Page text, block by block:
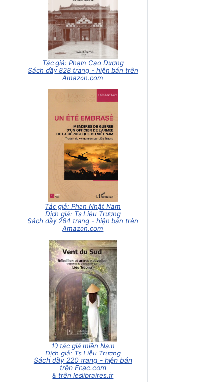
Tác giả: Phạm Cao Dương
Sách dầy 828 trang - hiện bán trên
Amazon.com
Tác giả: Phan Nhật Nam
Dịch giả: Ts Liễu Trương
Sách dầy 264 trang - hiện bán trên
Amazon.com
10 tác giả miền Nam
Dịch giả: Ts Liễu Trương
Sách dầy 220 trang - hiện bán
trên Fnac.com
& trên leslibraires.fr